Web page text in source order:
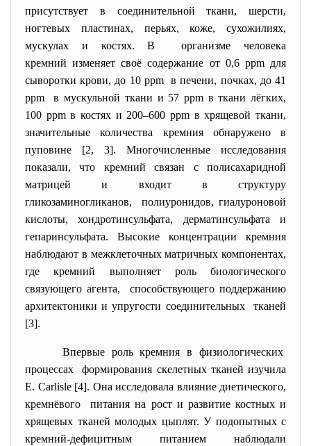
присутствует в соединительной ткани, шерсти,
ногтевых пластинах, перьях, коже, сухожилиях,
мускулах и костях. В организме человека
кремний изменяет своё содержание от 0,6 ppm для
сыворотки крови, до 10 ppm в печени, почках, до 41
ppm в мускульной ткани и 57 ppm в ткани лёгких,
100 ppm в костях и 200–600 ppm в хрящевой ткани,
значительные количества кремния обнаружено в
пуповине [2, 3]. Многочисленные исследования
показали, что кремний связан с полисахаридной
матрицей и входит в структуру
гликозаминогликанов, полиуронидов, гиалуроновой
кислоты, хондротинсульфата, дерматинсульфата и
гепаринсульфата. Высокие концентрации кремния
наблюдают в межклеточных матричных компонентах,
где кремний выполняет роль биологического
связующего агента, способствующего поддержанию
архитектоники и упругости соединительных тканей
[3].
Впервые роль кремния в физиологических
процессах формирования скелетных тканей изучила
Е. Carlisle [4]. Она исследовала влияние диетического,
кремнёвого питания на рост и развитие костных и
хрящевых тканей молодых цыплят. У подопытных с
кремний-дефицитным питанием наблюдали